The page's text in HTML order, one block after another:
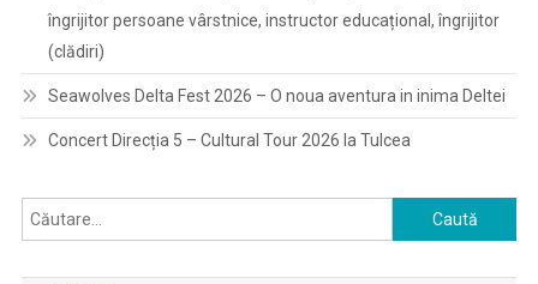
îngrijitor persoane vârstnice, instructor educațional, îngrijitor
(clădiri)
Seawolves Delta Fest 2026 – O noua aventura in inima Deltei
Concert Direcția 5 – Cultural Tour 2026 la Tulcea
Caută
după: